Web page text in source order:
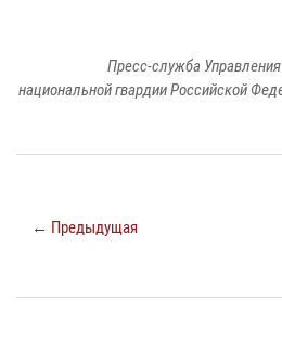
Пресс-служба
национальной гвардии Российской
← Предыдущая